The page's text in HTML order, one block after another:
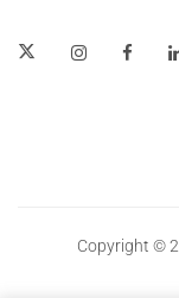
Copyright ©